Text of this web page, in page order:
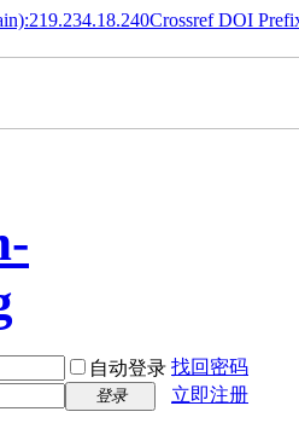
Crossref DOI
自动登录 找回密码
登录 立即注册